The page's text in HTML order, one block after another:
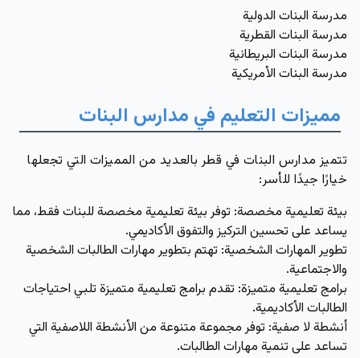
مدرسة البنات الدولية
مدرسة البنات القطرية
مدرسة البنات البريطانية
مدرسة البنات الأمريكية
مميزات التعليم في مدارس البنات
تتميز مدارس البنات في قطر بالعديد من المميزات التي تجعلها
خيارًا جيدًا للأسر:
بيئة تعليمية مخصصة: توفر بيئة تعليمية مخصصة للبنات فقط، مما
يساعد على تحسين التركيز والتفوق الأكاديمي.
تطوير المهارات الشخصية: تهتم بتطوير مهارات الطالبات الشخصية
والاجتماعية.
برامج تعليمية متميزة: تقدم برامج تعليمية متميزة تلبي احتياجات
الطالبات الأكاديمية.
أنشطة لا صفية: توفر مجموعة متنوعة من الأنشطة اللاصفية التي
تساعد على تنمية مهارات الطالبات.